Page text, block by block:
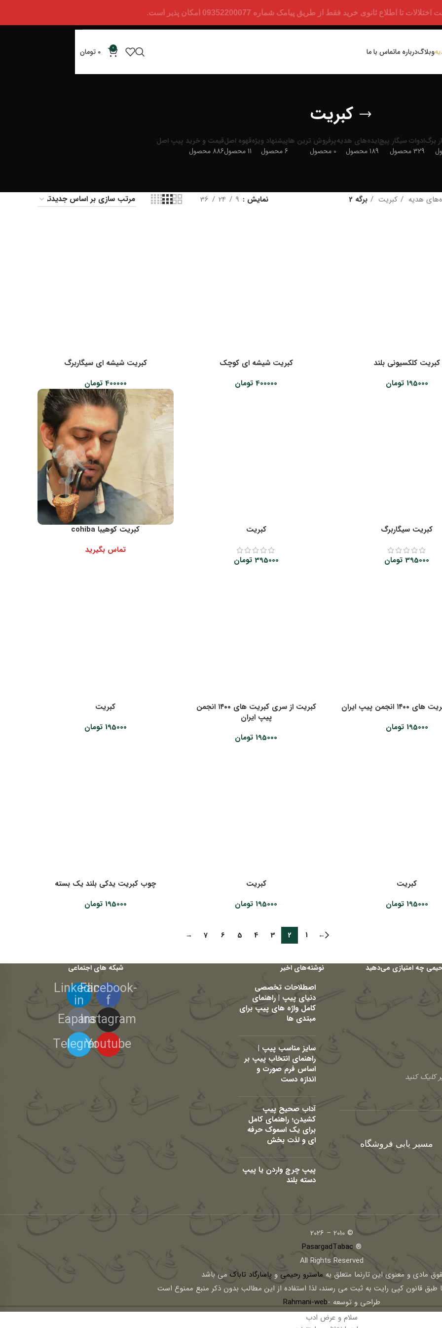
تا اطلاع ثانوی خرید فقط از طریق پیامک شماره 09352200077 امکان پذیر است.
وبلاگدرباره ماتماس با ما 0
0 تومان
کبریت
برگادوات سیگار پیچ
329 محصول
ایده‌های هدیه
189 محصول
پرفروش ترین ها
0 محصول
پیشنهاد ویژه
6 محصول
قهوه اصل
11 محصول
قیمت و خرید پیپ اصل
886 محصول
هدیه کبریت برگه 2 نمایش 9
24
36
کبریت کلکسیونی بلند
195000 تومان
کبریت شیشه ای کوچک
400000 تومان
کبریت شیشه ای سیگاربرگ
400000 تومان
کبریت سیگاربرگ
395000 تومان
کبریت
395000 تومان
کبریت کوهیبا cohiba
تماس بگیرید
انجمن پیپ ایران
195000 تومان
کبریت از سری کبریت های ۱۴۰۰ انجمن
پیپ ایران
195000 تومان
کبریت
195000 تومان
کبریت
195000 تومان
کبریت
195000 تومان
چوب کبریت یدکی بلند یک بسته
195000 تومان
←
1
2
3
4
5
6
7
→
چه امتیازی می‌دهید
کلیک کنید
مسیر یابی فروشگاه
نوشته‌های اخیر
اصطلاحات تخصصی
دنیای پیپ | راهنمای
کامل واژه های پیپ برای
مبتدی ها
سایز مناسب پیپ |
راهنمای انتخاب پیپ بر
اساس فرم صورت و
اندازه دست
آداب صحیح پیپ
کشیدن؛ راهنمای کامل
برای یک اسموک حرفه
ای و لذت بخش
پیپ چرچ واردن یا پیپ
دسته بلند
شبکه های اجتماعی
Facebook-
f
Linkedin-
in
Instagram
Eaparat
Youtube
Telegram
© 2010 – 2026
®
PasargadTabac
All Rights Reserved
مادی و معنوی اين تارنما متعلق به ماسترو رحیمی و پاسارگاد تاباک می باشد
طبق قانون کپی رایت به ثبت می رسند، لذا استفاده از این مطالب بدون ذکر منبع ممنوع است
طراحی و توسعه -Rahmani-web
سلام و عرض ادب